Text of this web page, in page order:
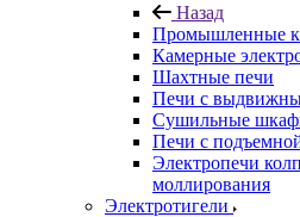
Назад
Промышленные
Камерные
Шахтные печи
Печи с
Сушильные
Печи с
Электропечи
моллирования
Электротигели